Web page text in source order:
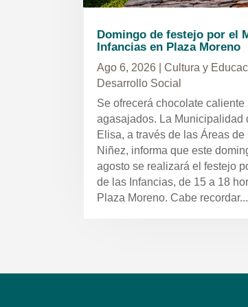
Domingo de festejo por el
Infancias en Plaza Moreno
Ago 6, 2026| Cultura y
Desarrollo Social
Se ofrecerá chocolate caliente
agasajados. La Municipalidad
Elisa, a través de las Áreas de
Niñez, informa que este
agosto se realizará el festejo
de las Infancias, de 15 a 18
Plaza Moreno. Cabe recordar...